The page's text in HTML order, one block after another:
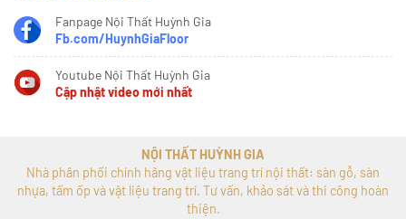
Fanpage Nội Thất Huỳnh Gia
Fb.com/HuynhGiaFloor
Youtube Nội Thất Huỳnh Gia
Cập nhật video mới nhất
NỘI THẤT HUỲNH GIA
Nhà phân phối chính hãng vật liệu trang trí nội thất: sàn gỗ, sàn
nhựa, tấm ốp và vật liệu trang trí. Tư vấn, khảo sát và thi công hoàn
thiện.